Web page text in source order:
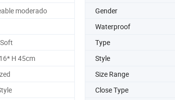
moderado Gender
Waterproof
Type
H 45cm Style
Size Range
Close Type